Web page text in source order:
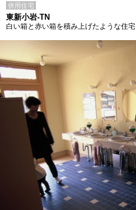
併用住宅
東新小岩-TN
白い箱と赤い箱を積み上げたような住宅